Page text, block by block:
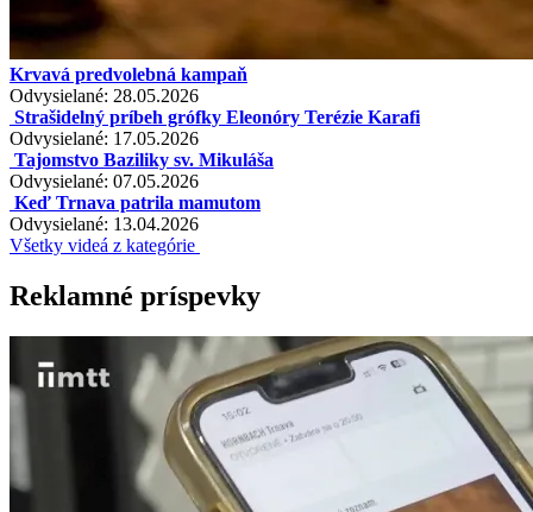
Krvavá predvolebná kampaň
Odvysielané: 28.05.2026
Strašidelný príbeh grófky Eleonóry Terézie Karafi
Odvysielané: 17.05.2026
Tajomstvo Baziliky sv. Mikuláša
Odvysielané: 07.05.2026
Keď Trnava patrila mamutom
Odvysielané: 13.04.2026
Všetky videá z kategórie
Reklamné príspevky